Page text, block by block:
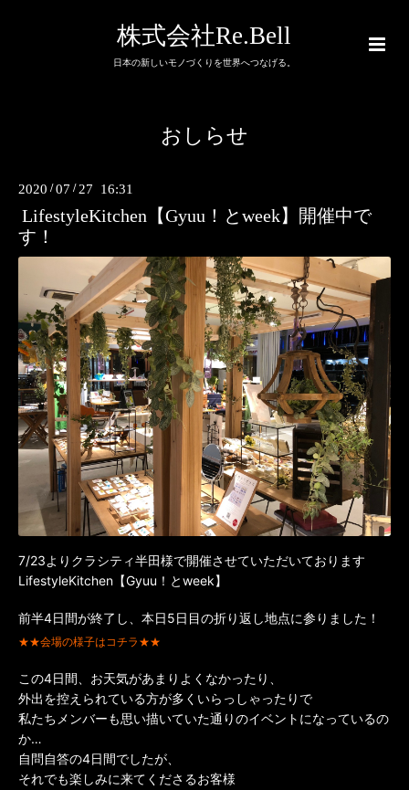
株式会社Re.Bell
日本の新しいモノづくりを世界へつなげる。
おしらせ
2020 /07 / 27 16:31
LifestyleKitchen【Gyuu！とweek】開催中で
す！
7/23よりクラシティ半田様で開催させていただいております
LifestyleKitchen【Gyuu！とweek】
前半4日間が終了し、本日5日目の折り返し地点に参りました！
★★会場の様子はコチラ★★
この4日間、お天気があまりよくなかったり、
外出を控えられている方が多くいらっしゃったりで
私たちメンバーも思い描いていた通りのイベントになっているの
か…
自問自答の4日間でしたが、
それでも楽しみに来てくださるお客様